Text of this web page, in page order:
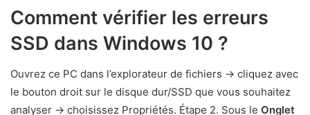
Comment vérifier les erreurs
SSD dans Windows 10 ?
Ouvrez ce PC dans l’explorateur de fichiers -> cliquez avec
le bouton droit sur le disque dur/SSD que vous souhaitez
analyser -> choisissez Propriétés. Étape 2. Sous le Onglet